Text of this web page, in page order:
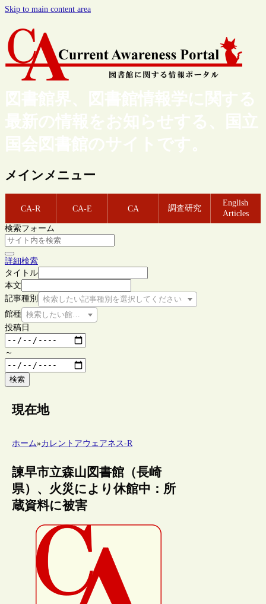
Skip to main content area
図書館界、図書館情報学に関する
最新の情報をお知らせする、国立
国会図書館のサイトです。
メインメニュー
CA-R CA-E CA 調査研究
English
Articles
検索フォーム
詳細検索
タイトル
本文
記事種別
検索したい記事種別を選択してください
館種 検索したい館種を選択してください
投稿日
～
検索
現在地
ホーム»カレントアウェアネス-R
諫早市立森山図書館（長崎
県）、火災により休館中：所
蔵資料に被害